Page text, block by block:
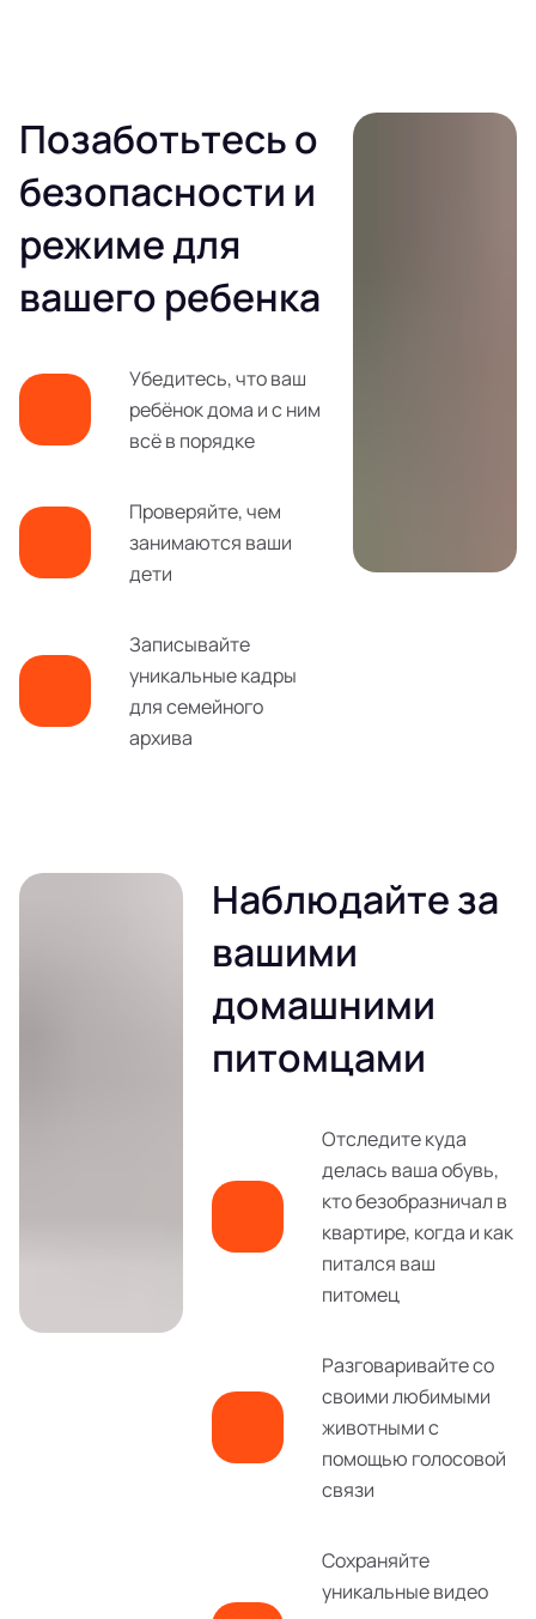
Позаботьтесь о
безопасности и
режиме для
вашего ребенка
Убедитесь, что ваш
ребёнок дома и с ним
всё в порядке
Проверяйте, чем
занимаются ваши
дети
Записывайте
уникальные кадры
для семейного
архива
Наблюдайте за
вашими
домашними
питомцами
Отследите куда
делась ваша обувь,
кто безобразничал в
квартире, когда и как
питался ваш
питомец
Разговаривайте со
своими любимыми
животными с
помощью голосовой
связи
Сохраняйте
уникальные видео